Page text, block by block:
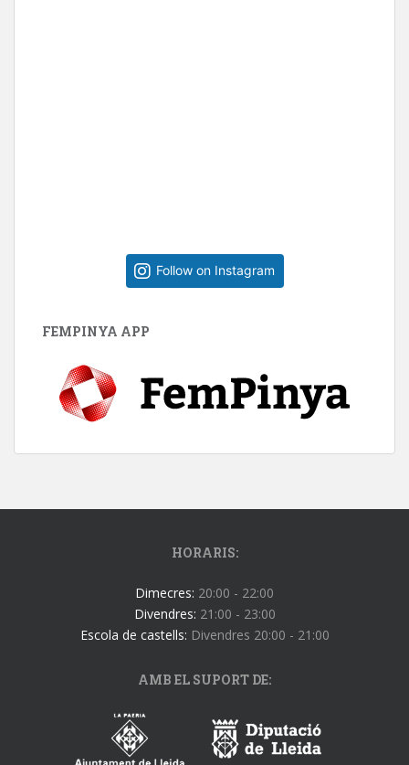
Follow on Instagram
FEMPINYA APP
HORARIS:
Dimecres: 20:00 - 22:00
Divendres: 21:00 - 23:00
Escola de castells: Divendres 20:00 - 21:00
AMB EL SUPORT DE: